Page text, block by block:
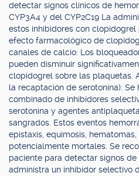
detectar signos clínicos de
CYP3A4 y del CYP2C19 La
estos inhibidores con
efecto farmacológico de
canales de calcio: Los
pueden disminuir
clopidogrel sobre las plaquetas.
la recaptación de serotonina):
combinado de inhibidores
serotonina y agentes
sangrados. Estos eventos
epistaxis, equimosis,
potencialmente mortales. Se
paciente para detectar signos
administra un inhibidor selectivo